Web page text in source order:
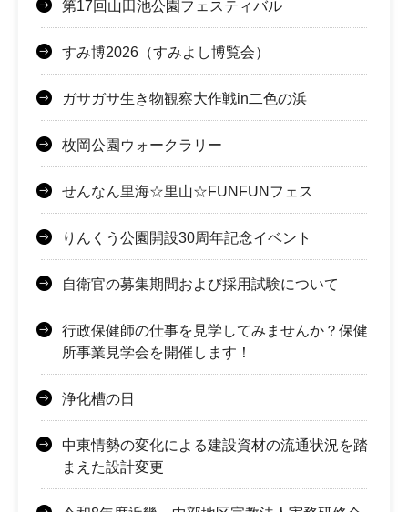
第17回山田池公園フェスティバル
すみ博2026（すみよし博覧会）
ガサガサ生き物観察大作戦in二色の浜
枚岡公園ウォークラリー
せんなん里海☆里山☆FUNFUNフェス
りんくう公園開設30周年記念イベント
自衛官の募集期間および採用試験について
行政保健師の仕事を見学してみませんか？保健
所事業見学会を開催します！
浄化槽の日
中東情勢の変化による建設資材の流通状況を踏
まえた設計変更